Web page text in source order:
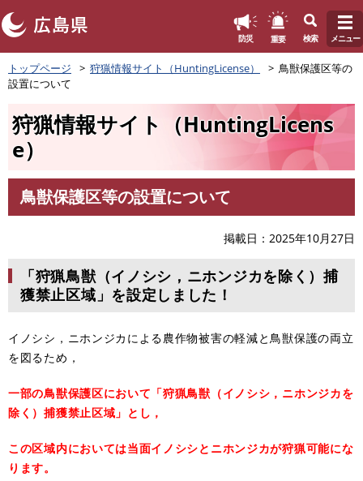
ペ
ー
ジ
す
防災 重要 検索 メニュー
トップページ 狩猟情報サイト（HuntingLicense）
鳥獣保護区等の
設置について
狩猟情報サイト（HuntingLicens
e）
文
鳥獣保護区等の設置について
掲載日 2025年10月27日
「狩猟鳥獣（イノシシ，ニホンジカを除く）捕
獲禁止区域」を設定しました！
イノシシ，ニホンジカによる農作物被害の軽減と鳥獣保護の両立
を図るため，
一部の鳥獣保護区において「狩猟鳥獣（イノシシ，ニホンジカを
除く）捕獲禁止区域」とし，
この区域内においては当面イノシシとニホンジカが狩猟可能にな
ります。